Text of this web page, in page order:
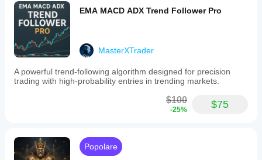
Esempio di calcolo:
Filtro 1: Peso 1,0 (Successo)
Filtro 2: Peso 0,8 (Fallimento)
Filtro 3: Peso 0,6 (Successo)
Punteggio totale = (1,0 + 0 + 0,6) / (1,0 + 0,8 + 0,6) =
- Tutti i filtri obbligatori devono essere superati
EMA MACD ADX Trend Follower Pro
MasterXTrader
A powerful trend-following algorithm designed for precision
trading with high-probability entries in trending markets.
$100
-25% $75
Popolare